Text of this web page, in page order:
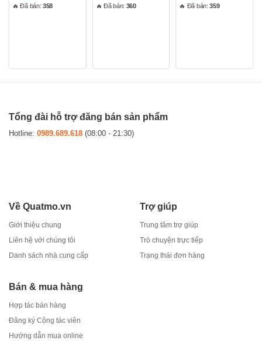
0
🔥 Đã bán: 358
0
🔥 Đã bán: 360
0
🔥 Đã bán:359
Tổng đài hỗ trợ đăng bán sản phẩm
Hotline: 0989.689.618 (08:00 - 21:30)
Về Quatmo.vn
Giới thiệu chung
Liên hệ với chúng tôi
Danh sách nhà cung cấp
Trợ giúp
Trung tâm trợ giúp
Trò chuyện trực tiếp
Trạng thái đơn hàng
Bán & mua hàng
Hợp tác bán hàng
Đăng ký Cộng tác viên
Hướng dẫn mua online